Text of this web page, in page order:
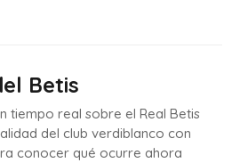
Betis
tiempo real sobre el Real Betis
del club verdiblanco con
conocer qué ocurre ahora